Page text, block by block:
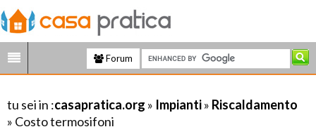
Forum
tu sei in :casapratica.org » Impianti» Riscaldamento
» Costo termosifoni